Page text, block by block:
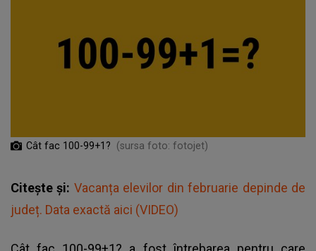
Cât fac 100-99+1? (sursa foto: fotojet)
Citește și: Vacanța elevilor din februarie depinde de
județ. Data exactă aici (VIDEO)